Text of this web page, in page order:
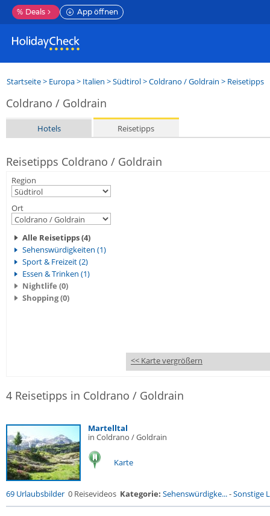
% Deals App öffnen
Startseite> Europa> Italien >Südtirol>Coldrano / Goldrain > Reisetipps
Coldrano / Goldrain
Hotels Reisetipps
Reisetipps Coldrano / Goldrain
Region
Ort
Alle Reisetipps (4)
Sehenswürdigkeiten (1)
Sport & Freizeit (2)
Essen & Trinken (1)
Nightlife (0)
Shopping (0)
<< Karte vergrößern
4 Reisetipps in Coldrano / Goldrain
Martelltal
in Coldrano / Goldrain
Karte
69 Urlaubsbilder 0 Reisevideos Kategorie: Sehenswürdigke...-Sonstige